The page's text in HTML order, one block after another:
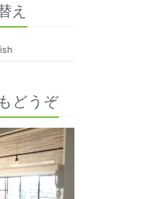
え
どうぞ